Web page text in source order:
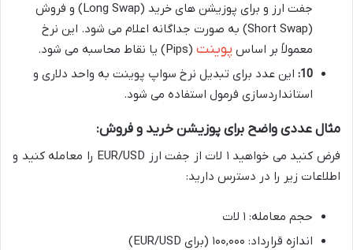
جفت ارز و برای پوزیشن های خرید (Long Swap) و فروش
(Short Swap) به صورت جداگانه اعلام می شود. این نرخ
معمولاً بر اساس پوینت (Pips) یا نقاط محاسبه می شود.
10: این عدد برای تبدیل نرخ سواپ پوینت به واحد دلاری و
استانداردسازی فرمول استفاده می شود.
مثال عددی واضح برای پوزیشن خرید و فروش:
فرض کنید می خواهید ۱ لات از جفت ارز EUR/USD را معامله کنید و
اطلاعات زیر را در دسترس دارید:
حجم معامله: ۱ لات
اندازه قرارداد: ۱۰۰,۰۰۰ (برای EUR/USD)